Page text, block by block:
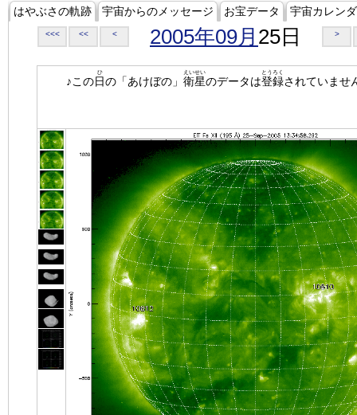
はやぶさの軌跡 宇宙からのメッセージ お宝データ 宇宙カレン
<<< << < 2005年09月 25日 >
♪この日
ひ
の「あけぼの」 衛星
えいせい
のデータは登録
とうろく
されていませ